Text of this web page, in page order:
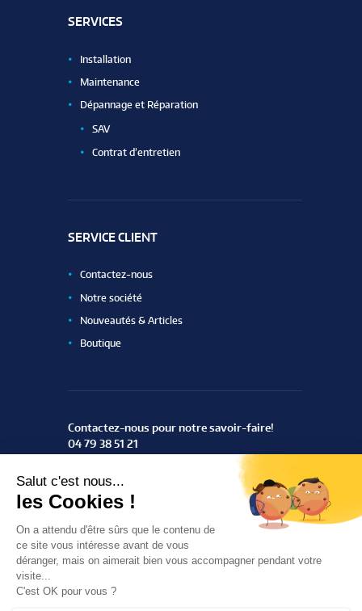
SERVICES
Installation
Maintenance
Dépannage et Réparation
SAV
Contrat d’entretien
SERVICE CLIENT
Contactez-nous
Notre société
Nouveautés & Articles
Boutique
Contactez-nous pour notre savoir-faire!
04 79 38 51 21
ZAC du Rotey
73460 Notre Dame des Millières
Trouvez-nous